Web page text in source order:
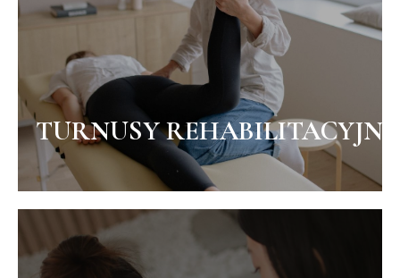
TURNUSY REHABILITACYJNE
ZOBACZ WIĘCEJ